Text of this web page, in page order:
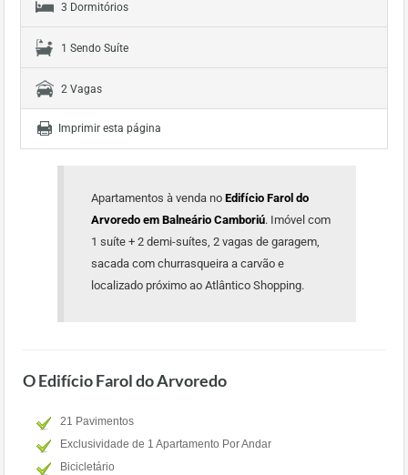
3 Dormitórios
1 Sendo Suíte
2 Vagas
Imprimir esta página
Apartamentos à venda no Edifício Farol do
Arvoredo em Balneário Camboriú. Imóvel com
1 suíte + 2 demi-suítes, 2 vagas de garagem,
sacada com churrasqueira a carvão e
localizado próximo ao Atlântico Shopping.
O Edifício Farol do Arvoredo
21 Pavimentos
Exclusividade de 1 Apartamento Por Andar
Bicicletário